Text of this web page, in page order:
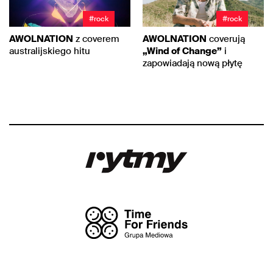
#rock
AWOLNATION z coverem
australijskiego hitu
#rock
AWOLNATION coverują
„Wind of Change” i
zapowiadają nową płytę